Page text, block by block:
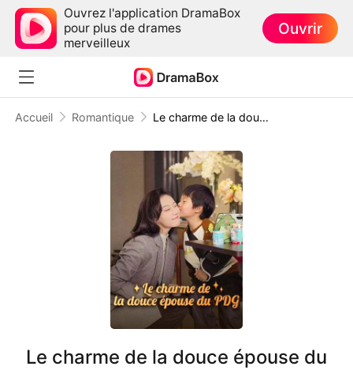
Ouvrez l'application DramaBox
pour plus de drames
merveilleux
Ouvrir
Accueil Romantique Le charme de la douce épouse du PDG ( Doublé )
Le charme de la douce épouse du